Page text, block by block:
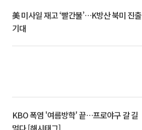
美 미사일 재고 ‘빨간불’…K방산 북미 진출
기대
KBO 폭염 '여름방학' 끝…프로야구 갈 길